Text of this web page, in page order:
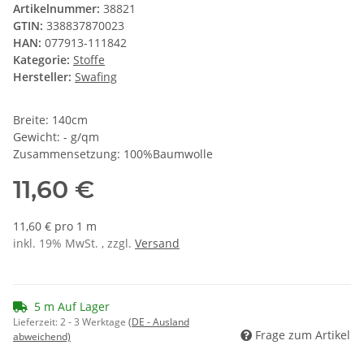
Artikelnummer: 38821
GTIN: 338837870023
HAN: 077913-111842
Kategorie: Stoffe
Hersteller: Swafing
Breite: 140cm
Gewicht: - g/qm
Zusammensetzung: 100%Baumwolle
11,60 €
11,60 € pro 1 m
inkl. 19% MwSt. , zzgl. Versand
5 m Auf Lager
Lieferzeit:2 - 3 Werktage (DE - Ausland
abweichend)
Frage zum Artikel